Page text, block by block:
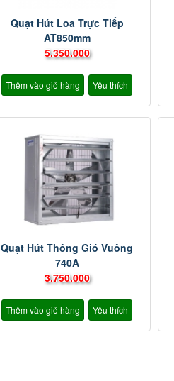
Quạt Hút Loa Trực Tiếp
AT850mm
5.350.000
Thêm vào giỏ hàng Yêu thích
Quạt Hút Thông Gió Vuông
740A
3.750.000
Thêm vào giỏ hàng Yêu thích